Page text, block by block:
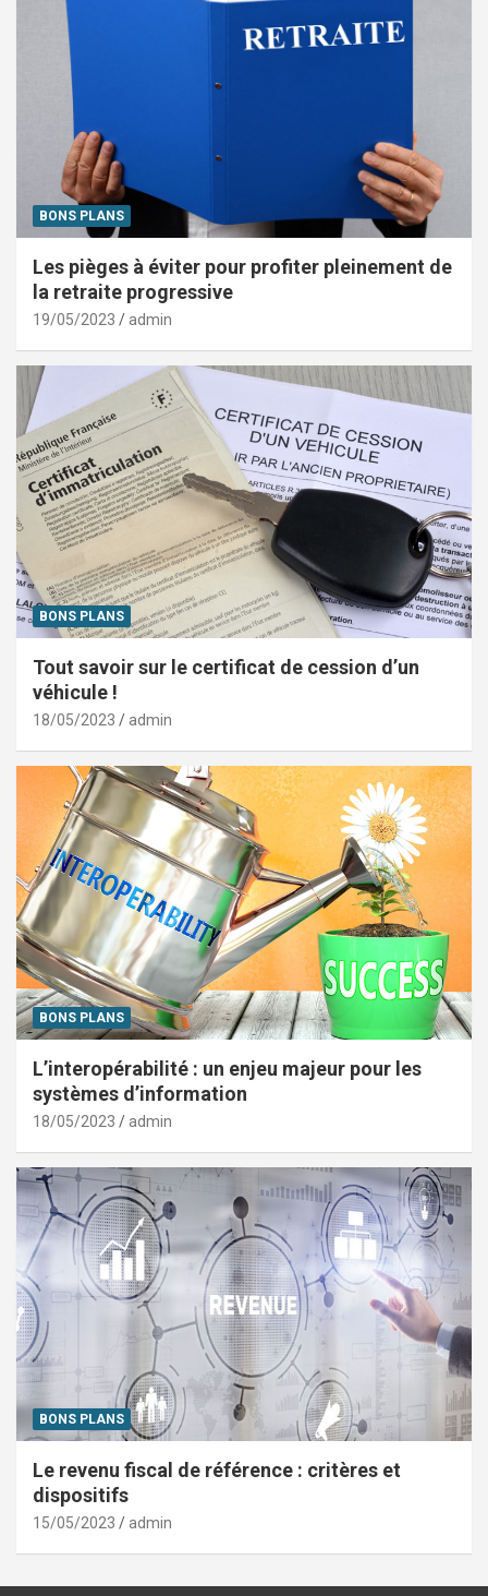
BONS PLANS
Les pièges à éviter pour profiter pleinement de
la retraite progressive
19/05/2023 admin
BONS PLANS
Tout savoir sur le certificat de cession d’un
véhicule !
18/05/2023 admin
BONS PLANS
L’interopérabilité : un enjeu majeur pour les
systèmes d’information
18/05/2023 admin
BONS PLANS
Le revenu fiscal de référence : critères et
dispositifs
15/05/2023 admin